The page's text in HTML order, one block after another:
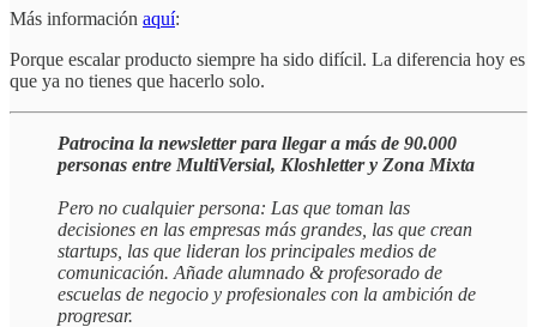
Más información aquí:
Porque escalar producto siempre ha sido difícil. La diferencia hoy es
que ya no tienes que hacerlo solo.
Patrocina la newsletter para llegar a más de 90.000
personas entre MultiVersial, Kloshletter y Zona Mixta
Pero no cualquier persona: Las que toman las
decisiones en las empresas más grandes, las que crean
startups, las que lideran los principales medios de
comunicación. Añade alumnado & profesorado de
escuelas de negocio y profesionales con la ambición de
progresar.